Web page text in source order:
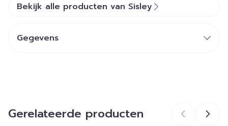
Bekijk alle producten van Sisley
Gegevens
Merken Sisley
Gerelateerde producten